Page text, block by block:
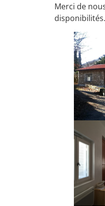
Merci de
disponibilités.